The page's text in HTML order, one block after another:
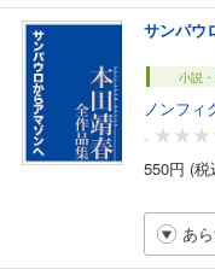
サンパウ
小説
ノンフィ
-
550円 (税
あ